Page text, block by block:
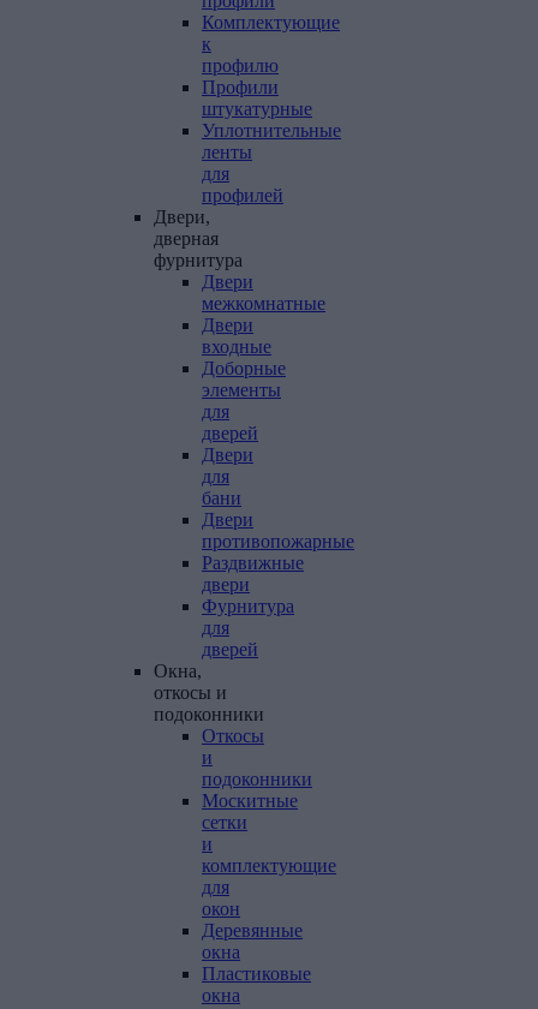
Комплектующие
к
профилю
Профили
штукатурные
Уплотнительные
ленты
для
профилей
Двери,
дверная
фурнитура
Двери
межкомнатные
Двери
входные
Доборные
элементы
для
дверей
Двери
для
бани
Двери
противопожарные
Раздвижные
двери
Фурнитура
для
дверей
Окна,
откосы и
подоконники
Откосы
и
подоконники
Москитные
сетки
и
комплектующие
для
окон
Деревянные
окна
Пластиковые
окна